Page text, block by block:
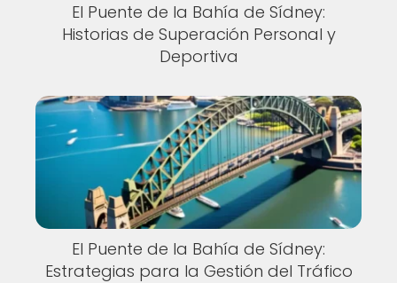
El Puente de la Bahía de Sídney:
Historias de Superación Personal y
Deportiva
El Puente de la Bahía de Sídney:
Estrategias para la Gestión del Tráfico